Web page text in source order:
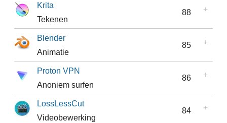
Krita
Tekenen
88
Blender
Animatie
85
Proton VPN
Anoniem surfen
86
LossLessCut
Videobewerking
84